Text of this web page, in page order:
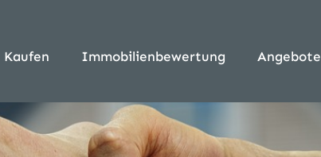
Kaufen Immobilienbewertung Angebote